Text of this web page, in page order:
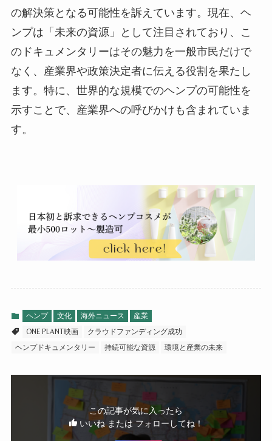
の解決策となる可能性を訴えています。現在、ヘ
ンプは「未来の資源」として注目されており、こ
のドキュメンタリーはその魅力を一般市民だけで
なく、産業界や政策決定者に伝える役割を果たし
ます。特に、世界的な規模でのヘンプの可能性を
示すことで、産業界への呼びかけも含まれていま
す。
ヘンプ 文化 海外ニュース
産業
ONE PLANT映画
クラウドファンディング成功
ヘンプドキュメンタリー
持続可能な資源 環境と産業の未来
この記事が気に入ったら
いいね または フォローしてね！